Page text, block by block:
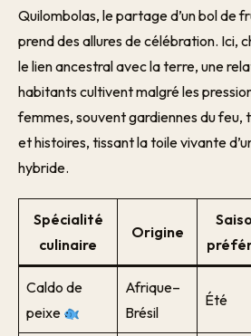
Quilombolas, le partage d’un bol de
prend des allures de célébration. Ici,
le lien ancestral avec la terre, une
habitants cultivent malgré les
femmes, souvent gardiennes du
et histoires, tissant la toile vivante
hybride.
Spécialité
culinaire
Origine
Caldo de
peixe
Afrique–
Brésil
Été